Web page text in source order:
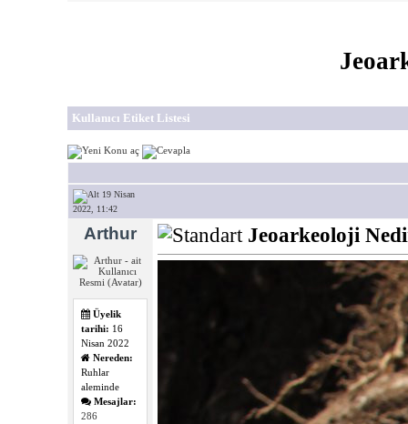
Kullanıcı Etiket Listesi
19 Nisan
2022, 11:42
Arthur
Üyelik
tarihi: 16
Nisan 2022
Nereden:
Ruhlar
aleminde
Mesajlar:
286
Jeoarkeoloji